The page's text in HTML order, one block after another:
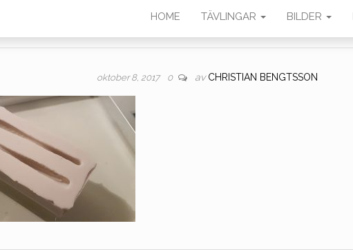
HOME TÄVLINGAR BILDER
oktober 8, 2017 0 av CHRISTIAN BENGTSSON